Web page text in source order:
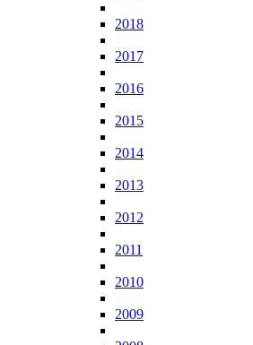
2018
2017
2016
2015
2014
2013
2012
2011
2010
2009